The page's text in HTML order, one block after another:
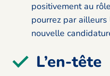
positivement au
pourrez par
nouvelle
L’en-tête